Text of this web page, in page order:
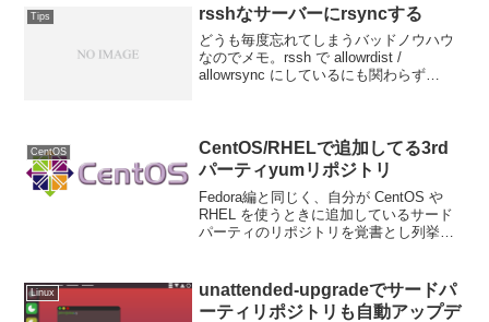
Tips rsshなサーバーにrsyncする
どうも毎度忘れてしまうバッドノウハウ
なのでメモ。rssh で allowrdist /
allowrsync にしているにも関わらず
CentOS
CentOS/RHELで追加してる3rd
パーティyumリポジトリ
Fedora編と同じく、自分が CentOS や
RHEL を使うときに追加しているサード
パーティのリポジトリを覚書とし列挙し
クトップ OS として使う...
Linux
unattended-upgradeでサードパ
ーティリポジトリも自動アップデ